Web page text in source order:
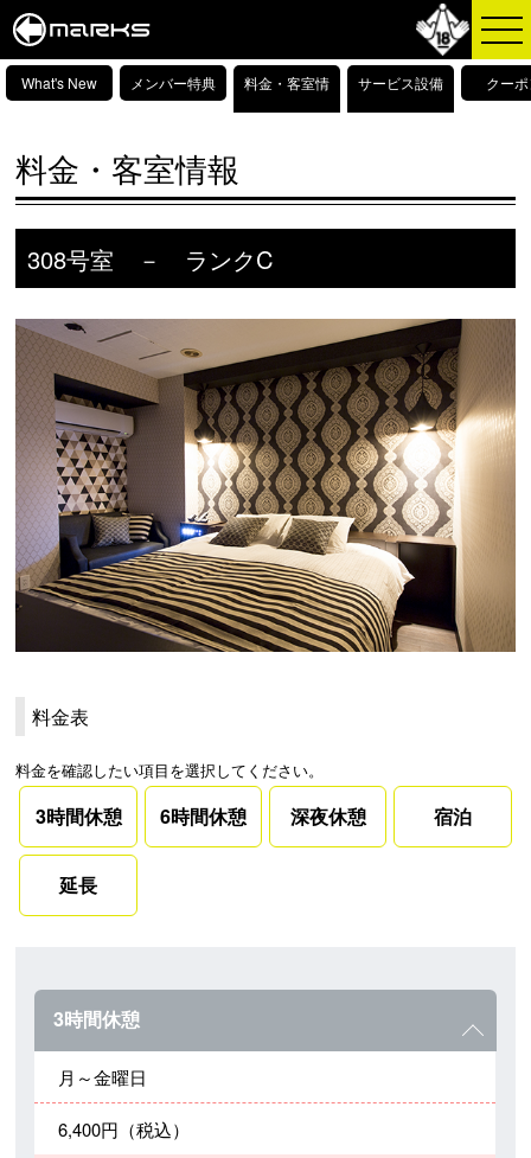
What's New メンバー特典
料金・客室情
報
サービス設備
情報
クー
料金・客室情報
308号室 － ランクC
料金表
料金を確認したい項目を選択してください。
3時間休憩 6時間休憩 深夜休憩 宿泊
延長
3時間休憩
月～金曜日
6,400円（税込）